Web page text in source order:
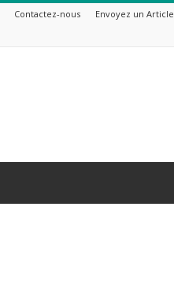
Contactez-nous Envoyez un Article